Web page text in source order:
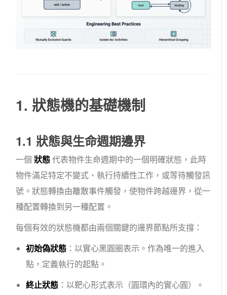
1. 狀態機的基礎機制
1.1 狀態與生命週期邊界
一個狀態代表物件生命週期中的一個明確狀態，此時
物件滿足特定不變式、執行持續性工作，或等待觸發訊
號。狀態轉換由離散事件觸發，使物件跨越邊界，從一
種配置轉換到另一種配置。
每個有效的狀態機都由兩個關鍵的邊界節點所支撐：
初始偽狀態 ：以實心黑圓圈表示。作為唯一的進入
點，定義執行的起點。
終止狀態 ：以靶心形式表示（圓環內的實心圓）。